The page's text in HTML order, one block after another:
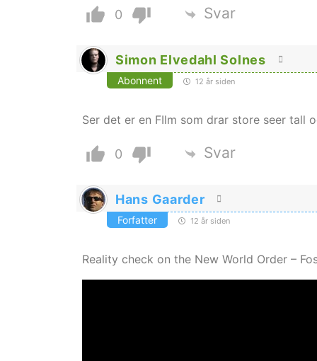
0 Svar
Simon Elvedahl Solnes
Abonnent 12 år siden
Ser det er en FIlm som drar store seer tall
0 Svar
Hans Gaarder
Forfatter 12 år siden
Reality check on the New World Order –